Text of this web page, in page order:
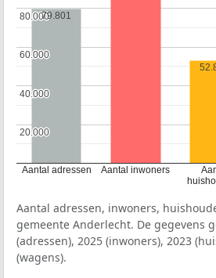
Aantal adressen Aantal inwoners
20.000
20.000
40.000
40.000
60.000
60.000
80.000
80.00079.801
Aantal adressen, inwoners,
gemeente Anderlecht. De gegevens
(adressen), 2025 (inwoners), 2023
(wagens).